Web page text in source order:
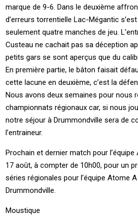
marque de 9-6. Dans le deuxième
d’erreurs torrentielle Lac-Mégantic
seulement quatre manches de jeu.
Custeau ne cachait pas sa déception
petits gars se sont aperçus que du
En première partie, le bâton faisait
cette lacune en deuxième, c’est la
Nous avons deux semaines pour nous
championnats régionaux car, si nous
notre séjour à Drummondville sera de
l’entraineur.
Prochain et dernier match pour
17 août, à compter de 10h00, pour un
séries régionales pour l’équipe Atome
Drummondville.
Moustique